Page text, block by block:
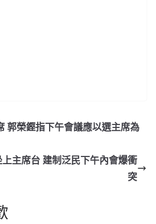
郭榮鏗指下午會議應以選主席為
主席台 建制泛民下午內會爆衝
突